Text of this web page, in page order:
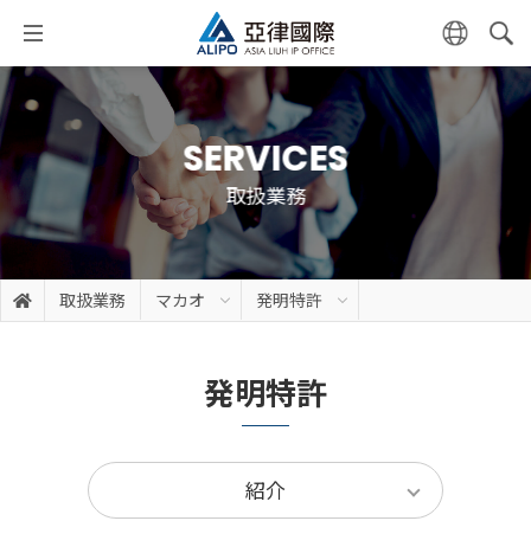
SERVICES
取扱業務
取扱業務 マカオ 発明特許
発明特許
紹介